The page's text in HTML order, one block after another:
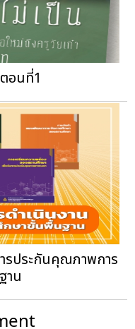
อนที่1
รประกันคุณภาพการ
าน